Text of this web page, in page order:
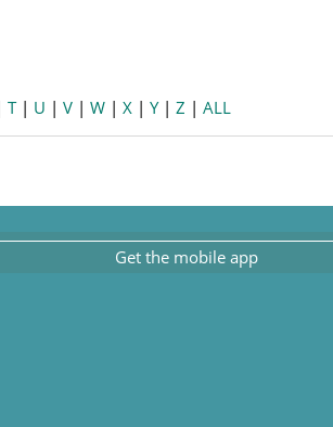
T| U |V |W |X |Y|Z |ALL
Get the mobile app